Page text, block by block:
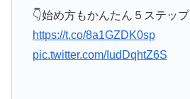
👇始め方もかんたん５ステップ
https://t.co/8a1GZDK0sp
pic.twitter.com/IudDqhtZ6S